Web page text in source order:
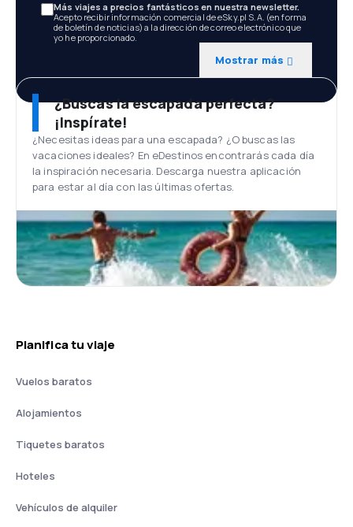
Más viajes a precios fantásticos en nuestra newsletter.
Acepto recibir información comercial de eSky.pl S.A. (en forma
de boletín de noticias) a la dirección de correo electrónico que
yo he proporcionado.
Mostrar más
¿Buscas la escapada perfecta?
¡Inspírate!
¿Necesitas ideas para una escapada? ¿O buscas las
vacaciones ideales? En eDestinos encontrarás cada día
la inspiración necesaria. Descarga nuestra aplicación
para estar al día con las últimas ofertas.
Planifica tu viaje
Vuelos baratos
Alojamientos
Tiquetes baratos
Hoteles
Vehículos de alquiler